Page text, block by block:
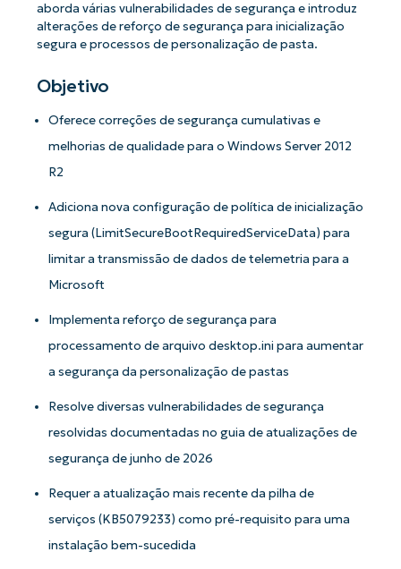
aborda várias vulnerabilidades de segurança e introduz
alterações de reforço de segurança para inicialização
segura e processos de personalização de pasta.
Objetivo
Oferece correções de segurança cumulativas e
melhorias de qualidade para o Windows Server 2012
R2
Adiciona nova configuração de política de inicialização
segura (LimitSecureBootRequiredServiceData) para
limitar a transmissão de dados de telemetria para a
Microsoft
Implementa reforço de segurança para
processamento de arquivo desktop.ini para aumentar
a segurança da personalização de pastas
Resolve diversas vulnerabilidades de segurança
resolvidas documentadas no guia de atualizações de
segurança de junho de 2026
Requer a atualização mais recente da pilha de
serviços (KB5079233) como pré-requisito para uma
instalação bem-sucedida